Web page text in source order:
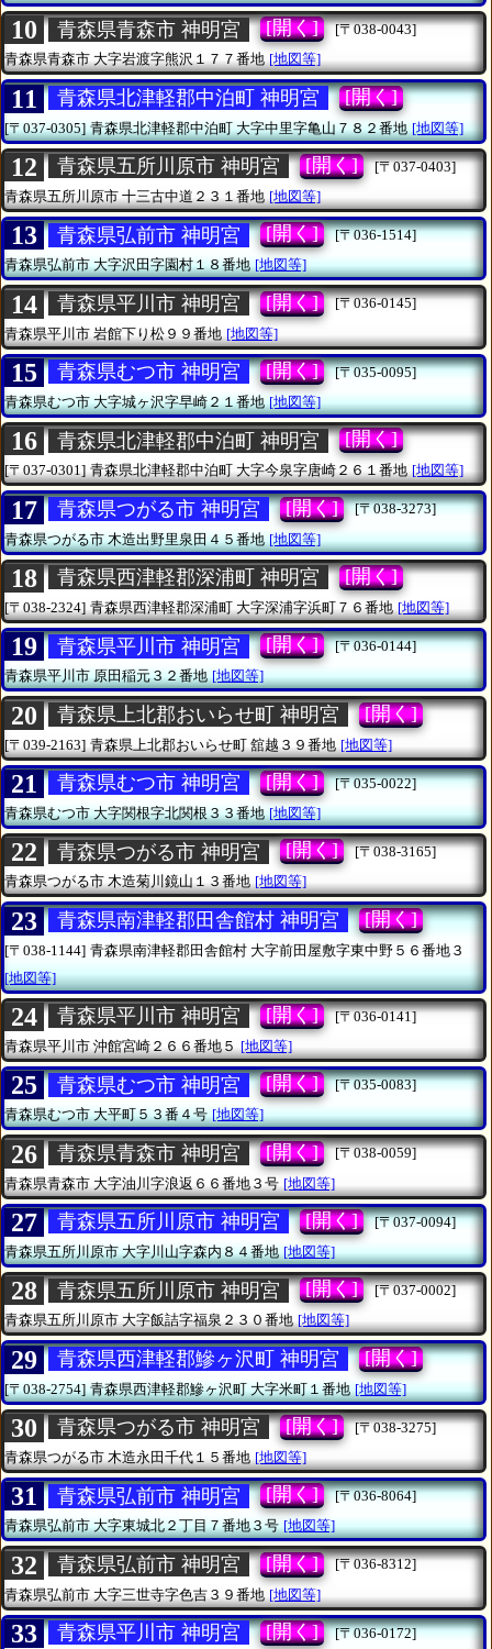
10 青森県青森市 神明宮 [開く]
[〒038-0043]
青森県青森市大字岩渡字熊沢１７７番地 [地図等]
11 青森県北津軽郡中泊町 神明宮 [開く]
[〒037-0305] 青森県北津軽郡中泊町大字中里字亀山７８２番地 [地図等]
12 青森県五所川原市 神明宮 [開く]
[〒037-0403]
青森県五所川原市 十三古中道２３１番地 [地図等]
13 青森県弘前市 神明宮 [開く]
[〒036-1514]
青森県弘前市大字沢田字園村１８番地 [地図等]
14 青森県平川市 神明宮 [開く]
[〒036-0145]
青森県平川市 岩館下り松９９番地 [地図等]
15 青森県むつ市 神明宮 [開く]
[〒035-0095]
青森県むつ市大字城ヶ沢字早崎２１番地 [地図等]
16 青森県北津軽郡中泊町 神明宮 [開く]
[〒037-0301] 青森県北津軽郡中泊町大字今泉字唐崎２６１番地 [地図等]
17 青森県つがる市 神明宮 [開く]
[〒038-3273]
青森県つがる市木造出野里泉田４５番地 [地図等]
18 青森県西津軽郡深浦町 神明宮 [開く]
[〒038-2324] 青森県西津軽郡深浦町 大字深浦字浜町７６番地 [地図等]
19 青森県平川市 神明宮 [開く]
[〒036-0144]
青森県平川市原田稲元３２番地 [地図等]
20 青森県上北郡おいらせ町 神明宮 [開く]
[〒039-2163] 青森県上北郡おいらせ町 舘越３９番地 [地図等]
21 青森県むつ市 神明宮 [開く]
[〒035-0022]
青森県むつ市大字関根字北関根３３番地 [地図等]
22 青森県つがる市 神明宮 [開く]
[〒038-3165]
青森県つがる市木造菊川鏡山１３番地 [地図等]
23 青森県南津軽郡田舎館村 神明宮 [開く]
[〒038-1144] 青森県南津軽郡田舎館村 大字前田屋敷字東中野５６番地３
[地図等]
24 青森県平川市 神明宮 [開く]
[〒036-0141]
青森県平川市 沖館宮崎２６６番地５ [地図等]
25 青森県むつ市 神明宮 [開く]
[〒035-0083]
青森県むつ市大平町５３番４号 [地図等]
26 青森県青森市 神明宮 [開く]
[〒038-0059]
青森県青森市 大字油川字浪返６６番地３号 [地図等]
27 青森県五所川原市 神明宮 [開く]
[〒037-0094]
青森県五所川原市大字川山字森内８４番地 [地図等]
28 青森県五所川原市 神明宮 [開く]
[〒037-0002]
青森県五所川原市大字飯詰字福泉２３０番地 [地図等]
29 青森県西津軽郡鰺ヶ沢町 神明宮 [開く]
[〒038-2754] 青森県西津軽郡鰺ヶ沢町大字米町１番地 [地図等]
30 青森県つがる市 神明宮 [開く]
[〒038-3275]
青森県つがる市 木造永田千代１５番地 [地図等]
31 青森県弘前市 神明宮 [開く]
[〒036-8064]
青森県弘前市大字東城北２丁目７番地３号 [地図等]
32 青森県弘前市 神明宮 [開く]
[〒036-8312]
青森県弘前市 大字三世寺字色吉３９番地 [地図等]
33 青森県平川市 神明宮 [開く]
[〒036-0172]